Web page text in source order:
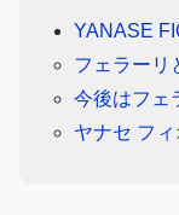
YANASE
フェラーリ
今後はフェ
ヤナセ フ